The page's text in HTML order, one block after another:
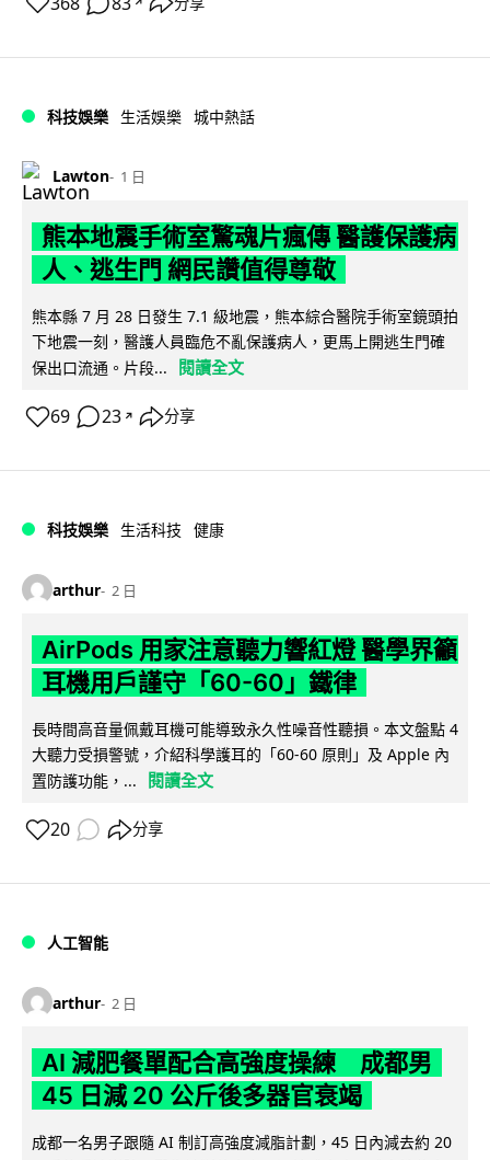
科技娛樂 生活娛樂 城中熱話
Lawton 1 日
熊本地震手術室驚魂片瘋傳 醫護保護病
人、逃生門 網民讚值得尊敬
熊本縣 7 月 28 日發生 7.1 級地震，熊本綜合醫院手術室鏡頭拍
下地震一刻，醫護人員臨危不亂保護病人，更馬上開逃生門確
保出口流通。片段...
閱讀全文
69 23 ↗ 分享
科技娛樂 生活科技 健康
arthur 2 日
AirPods 用家注意聽力響紅燈 醫學界籲
耳機用戶謹守「60-60」鐵律
長時間高音量佩戴耳機可能導致永久性噪音性聽損。本文盤點 4
大聽力受損警號，介紹科學護耳的「60-60 原則」及 Apple 內
置防護功能，...
閱讀全文
20 分享
人工智能
arthur 2 日
AI 減肥餐單配合高強度操練 成都男
45 日減 20 公斤後多器官衰竭
成都一名男子跟隨 AI 制訂高強度減脂計劃，45 日內減去約 20